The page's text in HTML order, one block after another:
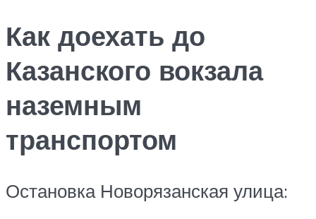
Как доехать до
Казанского вокзала
наземным
транспортом
Остановка Новорязанская улица: